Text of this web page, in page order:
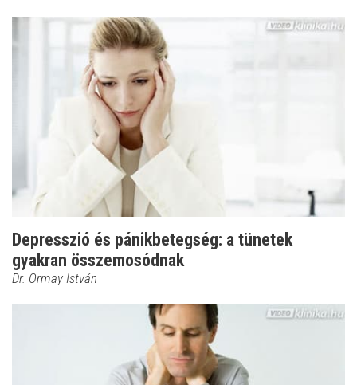
Depresszió és pánikbetegség: a tünetek
gyakran összemosódnak
Dr. Ormay István